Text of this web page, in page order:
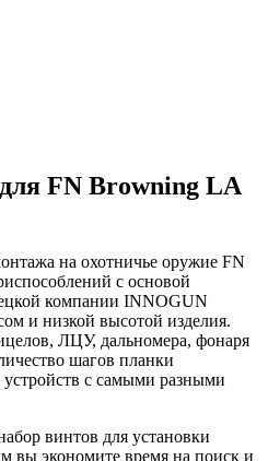
FN Browning LA
на охотничье оружие FN
с основой
компании INNOGUN
и низкой высотой изделия.
ЛЦУ, дальномера, фонаря
шагов планки
с самыми разными
винтов для установки
вы экономите время на поиск и